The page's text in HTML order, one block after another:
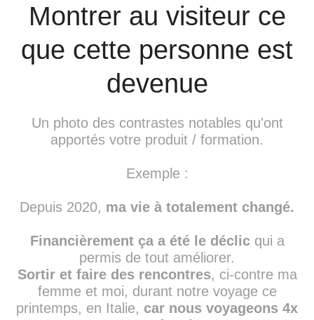
Montrer au visiteur ce
que cette personne est
devenue
Un photo des contrastes notables qu'ont
apportés votre produit / formation.
Exemple :
Depuis 2020, ma vie à totalement changé.
Financièrement ça a été le déclicqui a
permis de tout améliorer.
Sortir et faire des rencontres, ci-contre ma
femme et moi, durant notre voyage ce
printemps, en Italie, car nous voyageons 4x